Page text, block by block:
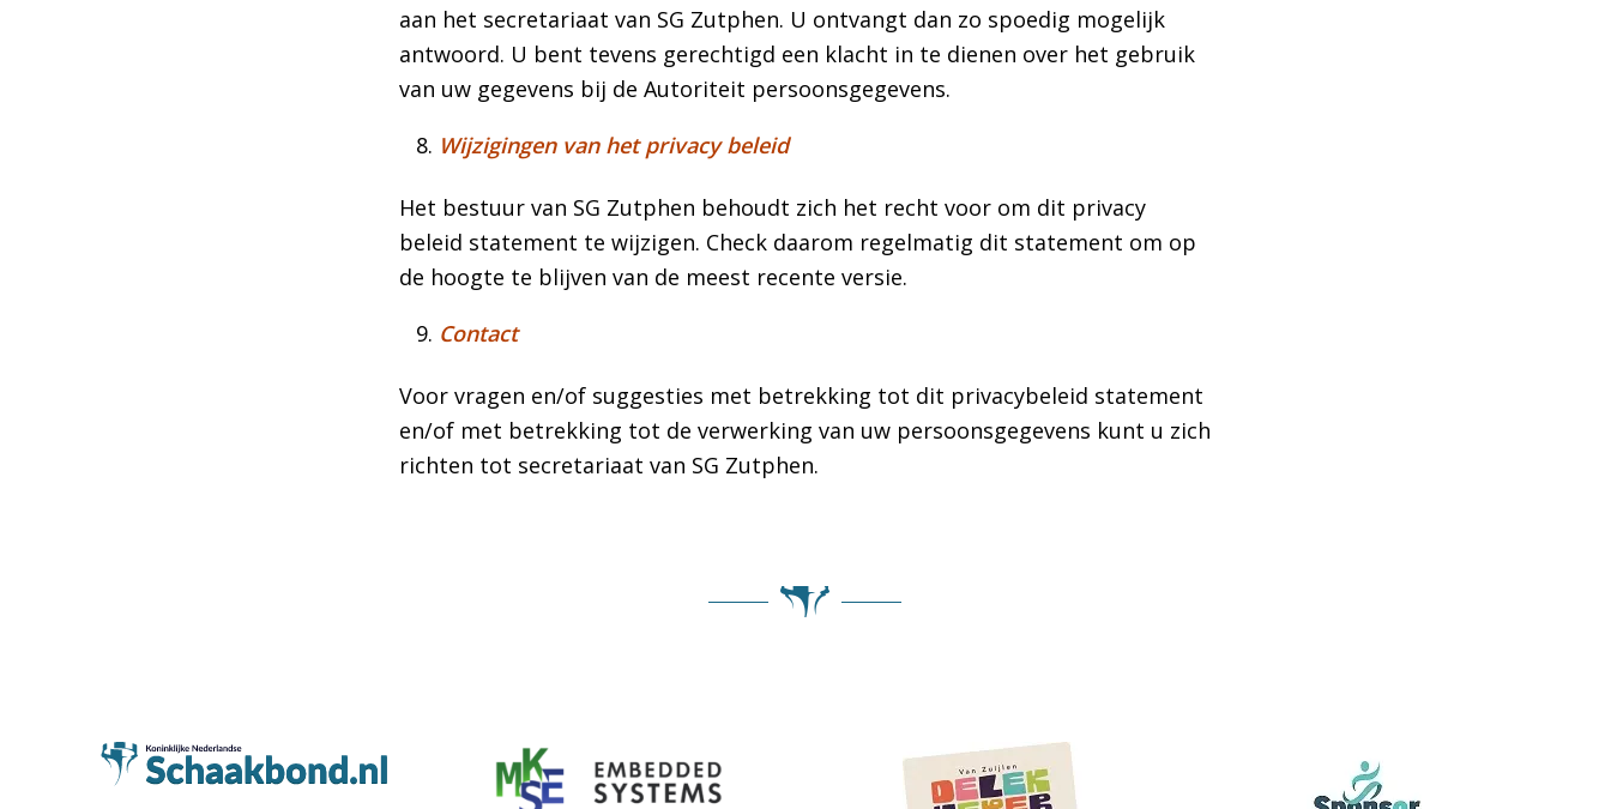
aan het secretariaat van SG Zutphen. U ontvangt dan zo spoedig mogelijk
antwoord. U bent tevens gerechtigd een klacht in te dienen over het gebruik
van uw gegevens bij de Autoriteit persoonsgegevens.
Wijzigingen van het privacy beleid
Het bestuur van SG Zutphen behoudt zich het recht voor om dit privacy
beleid statement te wijzigen. Check daarom regelmatig dit statement om op
de hoogte te blijven van de meest recente versie.
Contact
Voor vragen en/of suggesties met betrekking tot dit privacybeleid statement
en/of met betrekking tot de verwerking van uw persoonsgegevens kunt u zich
richten tot secretariaat van SG Zutphen.